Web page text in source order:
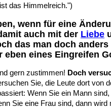
das Himmelreich.")
wenn für eine
auch mit der Liebe
das man doch
eben eines Eingreifen
gern zustimmen! Doch
Sie, die Leute dort
Wenn Sie ein Mann
Sie eine Frau sind, dann